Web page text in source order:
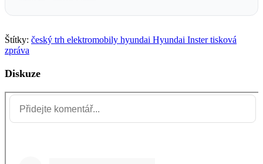
Štítky: český trh elektromobily hyundai Hyundai Instertisková
zpráva
Diskuze